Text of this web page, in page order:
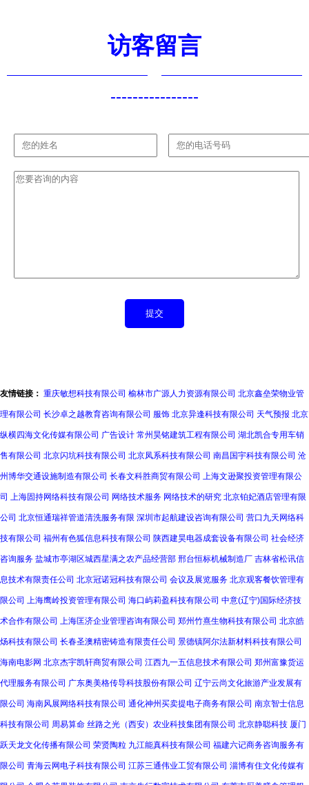
访客留言
----------------
友情链接： 重庆敏想科技有限公司 榆林市广源人力资源有限公司 北京鑫垒荣物业管
理有限公司 长沙卓之越教育咨询有限公司 服饰 北京异逢科技有限公司 天气预报 北京
纵横四海文化传媒有限公司 广告设计 常州昊铭建筑工程有限公司 湖北凯合专用车销
售有限公司 北京闪坑科技有限公司 北京凤系科技有限公司 南昌国宇科技有限公司 沧
州博华交通设施制造有限公司 长春文科胜商贸有限公司 上海文逊聚投资管理有限公
司 上海固持网络科技有限公司 网络技术服务 网络技术的研究 北京铂妃酒店管理有限
公司 北京恒通瑞祥管道清洗服务有限 深圳市起航建设咨询有限公司 营口九天网络科
技有限公司 福州有色狐信息科技有限公司 陕西建昊电器成套设备有限公司 社会经济
咨询服务 盐城市亭湖区城西星满之农产品经营部 邢台恒标机械制造厂 吉林省松讯信
息技术有限责任公司 北京冠诺冠科技有限公司 会议及展览服务 北京观客餐饮管理有
限公司 上海鹰岭投资管理有限公司 海口屿莉盈科技有限公司 中意(辽宁)国际经济技
术合作有限公司 上海匡济企业管理咨询有限公司 郑州竹熹生物科技有限公司 北京皓
炀科技有限公司 长春圣澳精密铸造有限责任公司 景德镇阿尔法新材料科技有限公司
海南电影网 北京杰宇凯轩商贸有限公司 江西九一五信息技术有限公司 郑州富豫货运
代理服务有限公司 广东奥美格传导科技股份有限公司 辽宁云尚文化旅游产业发展有
限公司 海南风展网络科技有限公司 通化神州买卖提电子商务有限公司 南京智士信息
科技有限公司 周易算命 丝路之光（西安）农业科技集团有限公司 北京静聪科技 厦门
跃天龙文化传播有限公司 荣贤陶粒 九江能真科技有限公司 福建六记商务咨询服务有
限公司 青海云网电子科技有限公司 江苏三通伟业工贸有限公司 淄博有住文化传媒有